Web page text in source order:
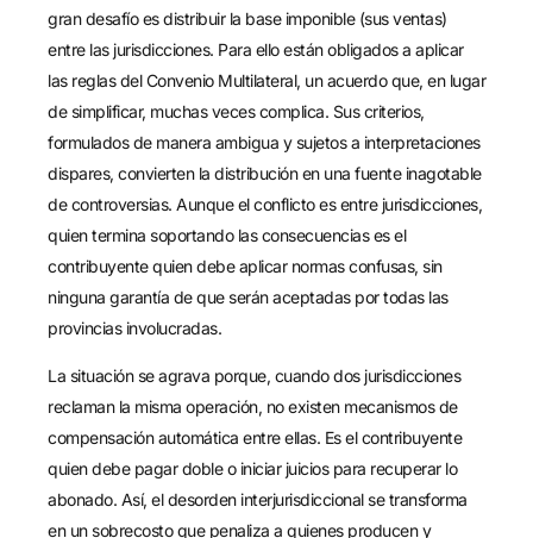
gran desafío es distribuir la base imponible (sus ventas)
entre las jurisdicciones. Para ello están obligados a aplicar
las reglas del Convenio Multilateral, un acuerdo que, en lugar
de simplificar, muchas veces complica. Sus criterios,
formulados de manera ambigua y sujetos a interpretaciones
dispares, convierten la distribución en una fuente inagotable
de controversias. Aunque el conflicto es entre jurisdicciones,
quien termina soportando las consecuencias es el
contribuyente quien debe aplicar normas confusas, sin
ninguna garantía de que serán aceptadas por todas las
provincias involucradas.
La situación se agrava porque, cuando dos jurisdicciones
reclaman la misma operación, no existen mecanismos de
compensación automática entre ellas. Es el contribuyente
quien debe pagar doble o iniciar juicios para recuperar lo
abonado. Así, el desorden interjurisdiccional se transforma
en un sobrecosto que penaliza a quienes producen y